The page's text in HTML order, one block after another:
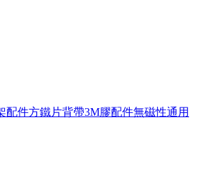
配件方鐵片背帶3M膠配件無磁性通用